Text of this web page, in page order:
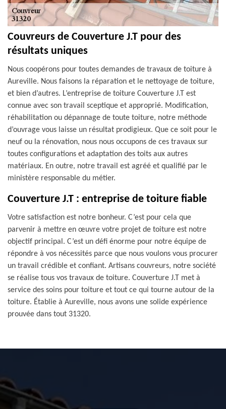
Couvreurs de Couverture J.T pour des
résultats uniques
Nous coopérons pour toutes demandes de travaux de toiture à
Aureville. Nous faisons la réparation et le nettoyage de toiture,
et bien d’autres. L’entreprise de toiture Couverture J.T est
connue avec son travail sceptique et approprié. Modification,
réhabilitation ou dépannage de toute toiture, notre méthode
d’ouvrage vous laisse un résultat prodigieux. Que ce soit pour le
neuf ou la rénovation, nous nous occupons de ces travaux sur
toutes configurations et adaptation des toits aux autres
matériaux. En outre, notre travail est agréé et qualifié par le
ministère responsable du métier.
Couverture J.T : entreprise de toiture fiable
Votre satisfaction est notre bonheur. C’est pour cela que
parvenir à mettre en œuvre votre projet de toiture est notre
objectif principal. C’est un défi énorme pour notre équipe de
répondre à vos nécessités parce que nous voulons vous procurer
un travail crédible et confiant. Artisans couvreurs, notre société
se réalise tous vos travaux de toiture. Couverture J.T met à
service des soins pour toiture et tout ce qui tourne autour de la
toiture. Établie à Aureville, nous avons une solide expérience
prouvée dans tout 31320.